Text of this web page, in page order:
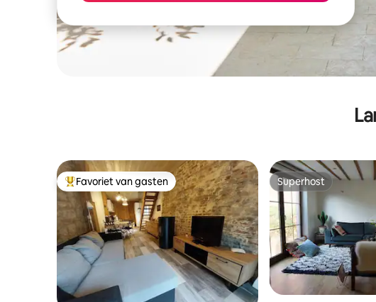
Topfavoriet van gasten
Favoriet van gasten Superhost
Superhost